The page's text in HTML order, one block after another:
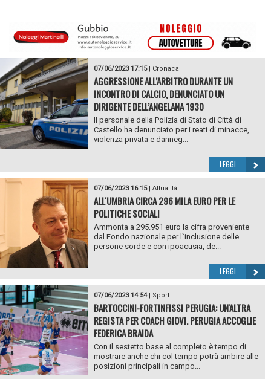
07/06/2023 17:15| Cronaca
AGGRESSIONE ALL’ARBITRO DURANTE UN
INCONTRO DI CALCIO, DENUNCIATO UN
DIRIGENTE DELL’ANGELANA 1930
Il personale della Polizia di Stato di Città di
Castello ha denunciato per i reati di minacce,
violenza privata e danneg...
LEGGI
07/06/2023 16:15| Attualità
ALL'UMBRIA CIRCA 296 MILA EURO PER LE
POLITICHE SOCIALI
Ammonta a 295.951 euro la cifra proveniente
dal Fondo nazionale per l`inclusione delle
persone sorde e con ipoacusia, de...
LEGGI
07/06/2023 14:54| Sport
BARTOCCINI-FORTINFISSI PERUGIA: UN'ALTRA
REGISTA PER COACH GIOVI. PERUGIA ACCOGLIE
FEDERICA BRAIDA
Con il sestetto base al completo è tempo di
mostrare anche chi col tempo potrà ambire alle
posizioni principali in campo...